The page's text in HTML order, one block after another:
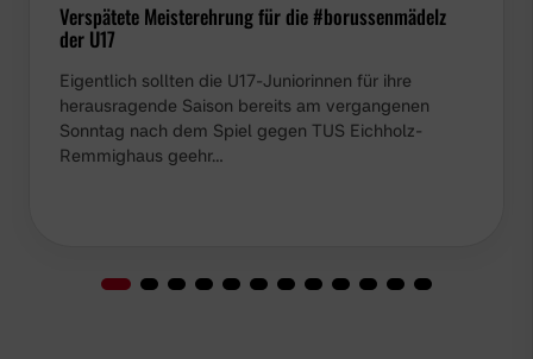
Verspätete Meisterehrung für die #borussenmädelz
der U17
Eigentlich sollten die U17-Juniorinnen für ihre
herausragende Saison bereits am vergangenen
Sonntag nach dem Spiel gegen TUS Eichholz-
Remmighaus geehr…